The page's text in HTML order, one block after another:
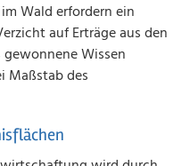
Wald erfordern ein
auf Erträge aus den
Wissen
Maßstab des